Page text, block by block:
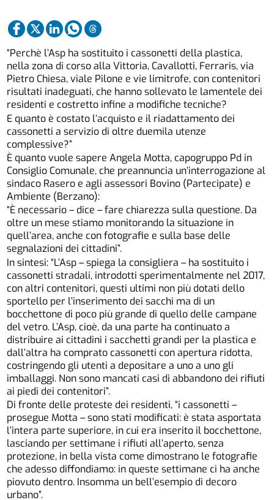
“Perchè l’Asp ha sostituito i cassonetti della plastica,
nella zona di corso alla Vittoria, Cavallotti, Ferraris, via
Pietro Chiesa, viale Pilone e vie limitrofe, con contenitori
risultati inadeguati, che hanno sollevato le lamentele dei
residenti e costretto infine a modifiche tecniche?
E quanto è costato l’acquisto e il riadattamento dei
cassonetti a servizio di oltre duemila utenze
complessive?”
È quanto vuole sapere Angela Motta, capogruppo Pd in
Consiglio Comunale, che preannuncia un’interrogazione al
sindaco Rasero e agli assessori Bovino (Partecipate) e
Ambiente (Berzano):
“È necessario – dice – fare chiarezza sulla questione. Da
oltre un mese stiamo monitorando la situazione in
quell’area, anche con fotografie e sulla base delle
segnalazioni dei cittadini”.
In sintesi: “L’Asp – spiega la consigliera – ha sostituito i
cassonetti stradali, introdotti sperimentalmente nel 2017,
con altri contenitori, questi ultimi non più dotati dello
sportello per l’inserimento dei sacchi ma di un
bocchettone di poco più grande di quello delle campane
del vetro. L’Asp, cioè, da una parte ha continuato a
distribuire ai cittadini i sacchetti grandi per la plastica e
dall’altra ha comprato cassonetti con apertura ridotta,
costringendo gli utenti a depositare a uno a uno gli
imballaggi. Non sono mancati casi di abbandono dei rifiuti
ai piedi dei contenitori”.
Di fronte delle proteste dei residenti, “i cassonetti –
prosegue Motta – sono stati modificati: è stata asportata
l’intera parte superiore, in cui era inserito il bocchettone,
lasciando per settimane i rifiuti all’aperto, senza
protezione, in bella vista come dimostrano le fotografie
che adesso diffondiamo: in queste settimane ci ha anche
piovuto dentro. Insomma un bell’esempio di decoro
urbano”.